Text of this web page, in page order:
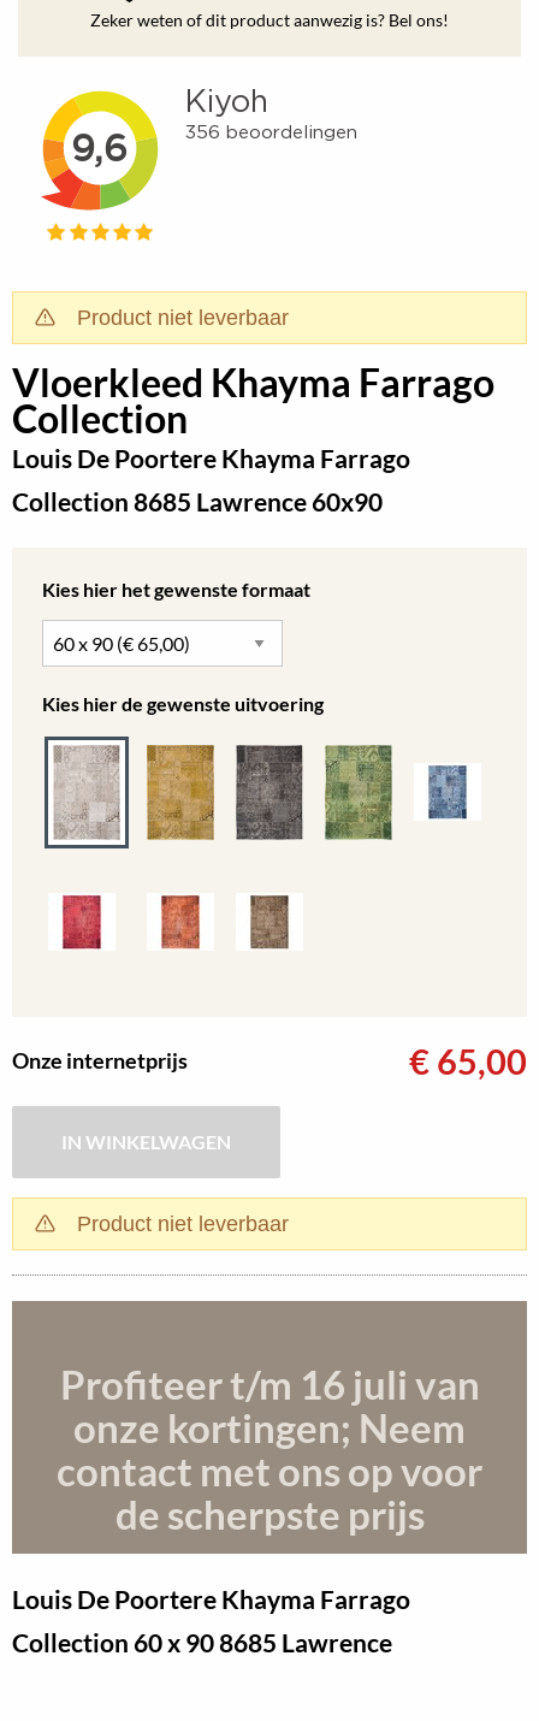
Zeker weten of dit product aanwezig is? Bel ons!
Product niet leverbaar
Vloerkleed Khayma Farrago
Collection
Louis De Poortere Khayma Farrago
Collection 8685 Lawrence 60x90
Kies hier het gewenste formaat
Kies hier de gewenste uitvoering
Onze internetprijs € 65,00
Product niet leverbaar
Profiteer t/m 16 juli van
onze kortingen; Neem
contact met ons op voor
de scherpste prijs
Louis De Poortere Khayma Farrago
Collection 60 x 90 8685 Lawrence